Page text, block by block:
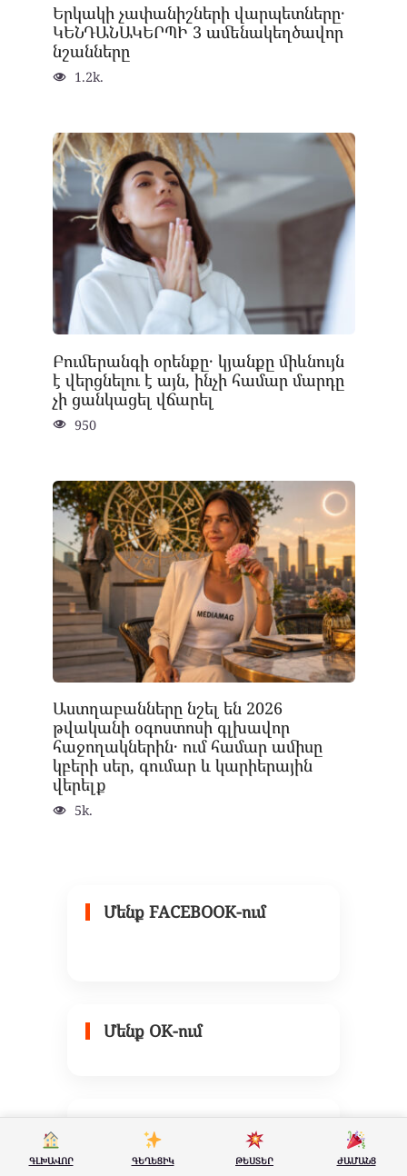
Երկակի չափանիշների վարպետները․
ԿԵՆԴԱՆԱԿԵՐՊԻ 3 ամենակեղծավոր
նշանները
1.2k.
Բումերանգի օրենքը․ կյանքը միևնույն
է վերցնելու է այն, ինչի համար մարդը
չի ցանկացել վճարել
950
Աստղաբանները նշել են 2026
թվականի օգոստոսի գլխավոր
հաջողակներին․ ում համար ամիսը
կբերի սեր, գումար և կարիերային
վերելք
5k.
Մենք FACEBOOK-ում
Մենք OK-ում
Լսեք MEDIAMAG Music
ԳԼԽԱՎՈՐ ԳԵՂԵՑԻԿ ԹԵՍՏԵՐ ԺԱՄԱՆՑ